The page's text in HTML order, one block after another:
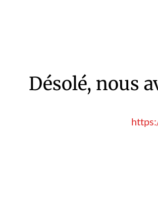
Désolé, nous